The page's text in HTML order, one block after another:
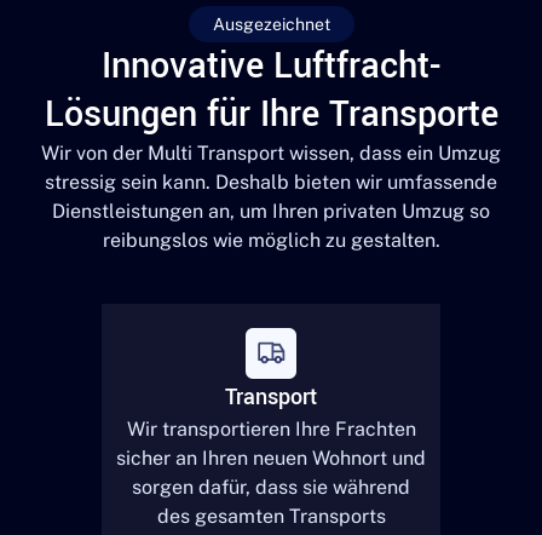
Ausgezeichnet
Innovative Luftfracht-
Lösungen für Ihre Transporte
Wir von der Multi Transport wissen, dass ein Umzug
stressig sein kann. Deshalb bieten wir umfassende
Dienstleistungen an, um Ihren privaten Umzug so
reibungslos wie möglich zu gestalten.
Transport
Wir transportieren Ihre Frachten
sicher an Ihren neuen Wohnort und
sorgen dafür, dass sie während
des gesamten Transports